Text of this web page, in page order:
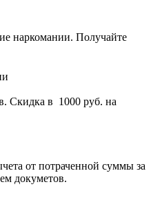
наркомании. Получайте
Скидка в 1000 руб. на
от потраченной суммы за
докуметов.